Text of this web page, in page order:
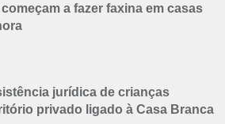
a fazer faxina em casas
jurídica de crianças
privado ligado à Casa Branca